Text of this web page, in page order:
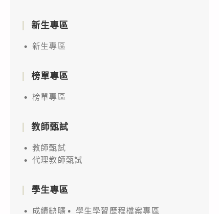
新生專區
新生專區
榜單專區
榜單專區
教師甄試
教師甄試
代理教師甄試
學生專區
成績缺曠 學生學習歷程檔案專區